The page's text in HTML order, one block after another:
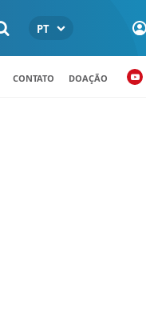
PT
CONTATO DOAÇÃO